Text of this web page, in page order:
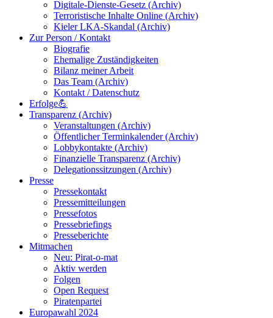
Digitale-Dienste-Gesetz (Archiv)
Terroristische Inhalte Online (Archiv)
Kieler LKA-Skandal (Archiv)
Zur Person / Kontakt
Biografie
Ehemalige Zuständigkeiten
Bilanz meiner Arbeit
Das Team (Archiv)
Kontakt / Datenschutz
Erfolge💪
Transparenz (Archiv)
Veranstaltungen (Archiv)
Öffentlicher Terminkalender (Archiv)
Lobbykontakte (Archiv)
Finanzielle Transparenz (Archiv)
Delegationssitzungen (Archiv)
Presse
Pressekontakt
Pressemitteilungen
Pressefotos
Pressebriefings
Presseberichte
Mitmachen
Neu: Pirat-o-mat
Aktiv werden
Folgen
Open Request
Piratenpartei
Europawahl 2024